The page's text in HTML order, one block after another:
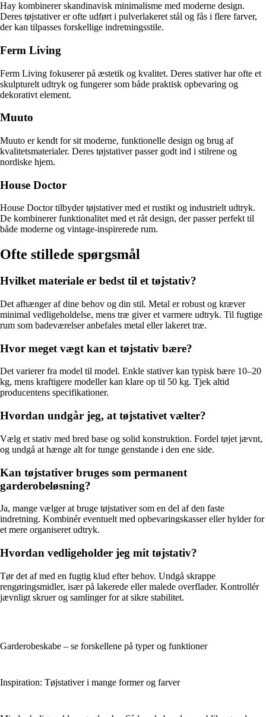
Hay kombinerer skandinavisk minimalisme med moderne design.
Deres tøjstativer er ofte udført i pulverlakeret stål og fås i flere farver,
der kan tilpasses forskellige indretningsstile.
Ferm Living
Ferm Living fokuserer på æstetik og kvalitet. Deres stativer har ofte et
skulpturelt udtryk og fungerer som både praktisk opbevaring og
dekorativt element.
Muuto
Muuto er kendt for sit moderne, funktionelle design og brug af
kvalitetsmaterialer. Deres tøjstativer passer godt ind i stilrene og
nordiske hjem.
House Doctor
House Doctor tilbyder tøjstativer med et rustikt og industrielt udtryk.
De kombinerer funktionalitet med et råt design, der passer perfekt til
både moderne og vintage-inspirerede rum.
Ofte stillede spørgsmål
Hvilket materiale er bedst til et tøjstativ?
Det afhænger af dine behov og din stil. Metal er robust og kræver
minimal vedligeholdelse, mens træ giver et varmere udtryk. Til fugtige
rum som badeværelser anbefales metal eller lakeret træ.
Hvor meget vægt kan et tøjstativ bære?
Det varierer fra model til model. Enkle stativer kan typisk bære 10–20
kg, mens kraftigere modeller kan klare op til 50 kg. Tjek altid
producentens specifikationer.
Hvordan undgår jeg, at tøjstativet vælter?
Vælg et stativ med bred base og solid konstruktion. Fordel tøjet jævnt,
og undgå at hænge alt for tunge genstande i den ene side.
Kan tøjstativer bruges som permanent
garderobeløsning?
Ja, mange vælger at bruge tøjstativer som en del af den faste
indretning. Kombinér eventuelt med opbevaringskasser eller hylder for
et mere organiseret udtryk.
Hvordan vedligeholder jeg mit tøjstativ?
Tør det af med en fugtig klud efter behov. Undgå skrappe
rengøringsmidler, især på lakerede eller malede overflader. Kontrollér
jævnligt skruer og samlinger for at sikre stabilitet.
Garderobeskabe – se forskellene på typer og funktioner
Inspiration: Tøjstativer i mange former og farver